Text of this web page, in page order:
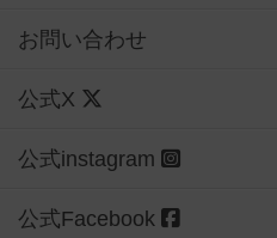
お問い合わせ
公式X
公式instagram
公式Facebook